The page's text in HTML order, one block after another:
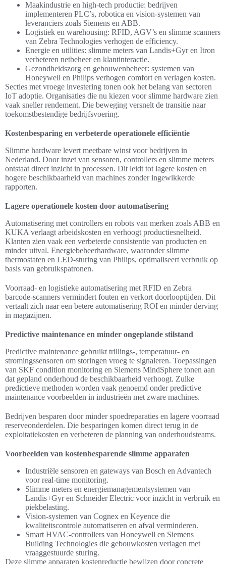
Maakindustrie en high-tech productie: bedrijven
implementeren PLC’s, robotica en vision-systemen van
leveranciers zoals Siemens en ABB.
Logistiek en warehousing: RFID, AGV’s en slimme scanners
van Zebra Technologies verhogen de efficiency.
Energie en utilities: slimme meters van Landis+Gyr en Itron
verbeteren netbeheer en klantinteractie.
Gezondheidszorg en gebouwenbeheer: systemen van
Honeywell en Philips verhogen comfort en verlagen kosten.
Secties met vroege investering tonen ook het belang van sectoren
IoT adoptie. Organisaties die nu kiezen voor slimme hardware zien
vaak sneller rendement. Die beweging versnelt de transitie naar
toekomstbestendige bedrijfsvoering.
Kostenbesparing en verbeterde operationele efficiëntie
Slimme hardware levert meetbare winst voor bedrijven in
Nederland. Door inzet van sensoren, controllers en slimme meters
ontstaat direct inzicht in processen. Dit leidt tot lagere kosten en
hogere beschikbaarheid van machines zonder ingewikkerde
rapporten.
Lagere operationele kosten door automatisering
Automatisering met controllers en robots van merken zoals ABB en
KUKA verlaagt arbeidskosten en verhoogt productiesnelheid.
Klanten zien vaak een verbeterde consistentie van producten en
minder uitval. Energiebeheerhardware, waaronder slimme
thermostaten en LED-sturing van Philips, optimaliseert verbruik op
basis van gebruikspatronen.
Voorraad- en logistieke automatisering met RFID en Zebra
barcode-scanners vermindert fouten en verkort doorlooptijden. Dit
vertaalt zich naar een betere automatisering ROI en minder derving
in magazijnen.
Predictive maintenance en minder ongeplande stilstand
Predictive maintenance gebruikt trillings-, temperatuur- en
stromingssensoren om storingen vroeg te signaleren. Toepassingen
van SKF condition monitoring en Siemens MindSphere tonen aan
dat gepland onderhoud de beschikbaarheid verhoogt. Zulke
predictieve methoden worden vaak genoemd onder predictive
maintenance voorbeelden in industrieën met zware machines.
Bedrijven besparen door minder spoedreparaties en lagere voorraad
reserveonderdelen. Die besparingen komen direct terug in de
exploitatiekosten en verbeteren de planning van onderhoudsteams.
Voorbeelden van kostenbesparende slimme apparaten
Industriële sensoren en gateways van Bosch en Advantech
voor real-time monitoring.
Slimme meters en energiemanagementsystemen van
Landis+Gyr en Schneider Electric voor inzicht in verbruik en
piekbelasting.
Vision-systemen van Cognex en Keyence die
kwaliteitscontrole automatiseren en afval verminderen.
Smart HVAC-controllers van Honeywell en Siemens
Building Technologies die gebouwkosten verlagen met
vraaggestuurde sturing.
Deze slimme apparaten kostenreductie bewijzen door concrete